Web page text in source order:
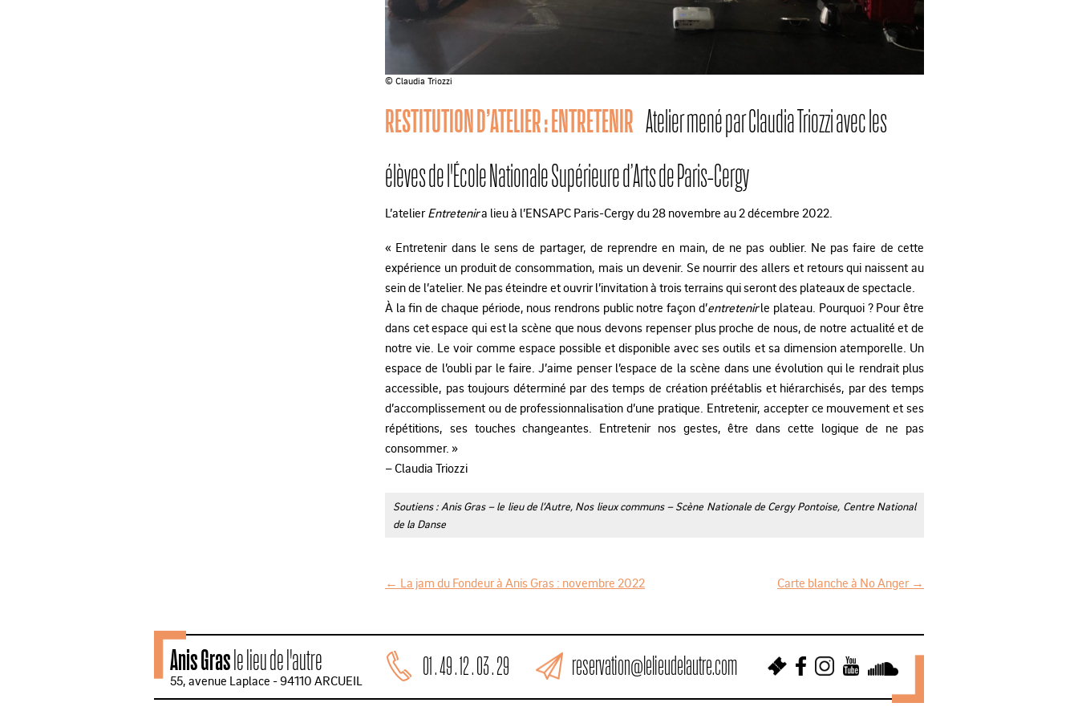
© Claudia Triozzi
RESTITUTION D’ATELIER : ENTRETENIR Atelier mené par Claudia Triozzi avec les
élèves de l'École Nationale Supérieure d’Arts de Paris-Cergy
L’atelierEntretenira lieu à l’ENSAPC Paris-Cergy du 28 novembre au 2 décembre 2022.
« Entretenir dans le sens de partager, de reprendre en main, de ne pas oublier. Ne pas faire de cette
expérience un produit de consommation, mais un devenir. Se nourrir des allers et retours qui naissent au
sein de l’atelier. Ne pas éteindre et ouvrir l’invitation à trois terrains qui seront des plateaux de spectacle.
À la fin de chaque période, nous rendrons public notre façon d’entretenirle plateau. Pourquoi ? Pour être
dans cet espace qui est la scène que nous devons repenser plus proche de nous, de notre actualité et de
notre vie. Le voir comme espace possible et disponible avec ses outils et sa dimension atemporelle. Un
espace de l’oubli par le faire. J’aime penser l’espace de la scène dans une évolution qui le rendrait plus
accessible, pas toujours déterminé par des temps de création préétablis et hiérarchisés, par des temps
d’accomplissement ou de professionnalisation d’une pratique. Entretenir, accepter ce mouvement et ses
répétitions, ses touches changeantes. Entretenir nos gestes, être dans cette logique de ne pas
consommer. »
– Claudia Triozzi
Soutiens : Anis Gras – le lieu de l’Autre, Nos lieux communs – Scène Nationale de Cergy Pontoise, Centre National
de la Danse
← La jam du Fondeur à Anis Gras : novembre 2022 Carte blanche à No Anger →
Anis Gras le lieu de l'autre
55, avenue Laplace - 94110 ARCUEIL
01 . 49 . 12 . 03 . 29 reservation@lelieudelautre.com